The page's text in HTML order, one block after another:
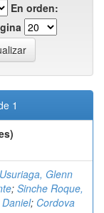
En orden:
1
Glenn
; Sinche Roque,
; Cordova